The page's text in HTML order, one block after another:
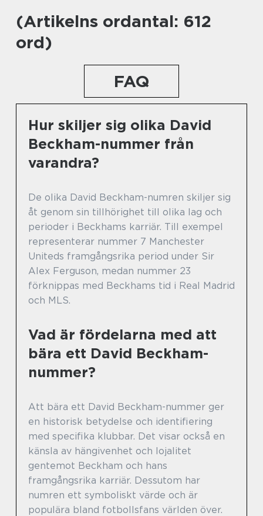
(Artikelns ordantal: 612
ord)
FAQ
Hur skiljer sig olika David
Beckham-nummer från
varandra?
De olika David Beckham-numren skiljer sig
åt genom sin tillhörighet till olika lag och
perioder i Beckhams karriär. Till exempel
representerar nummer 7 Manchester
Uniteds framgångsrika period under Sir
Alex Ferguson, medan nummer 23
förknippas med Beckhams tid i Real Madrid
och MLS.
Vad är fördelarna med att
bära ett David Beckham-
nummer?
Att bära ett David Beckham-nummer ger
en historisk betydelse och identifiering
med specifika klubbar. Det visar också en
känsla av hängivenhet och lojalitet
gentemot Beckham och hans
framgångsrika karriär. Dessutom har
numren ett symboliskt värde och är
populära bland fotbollsfans världen över.